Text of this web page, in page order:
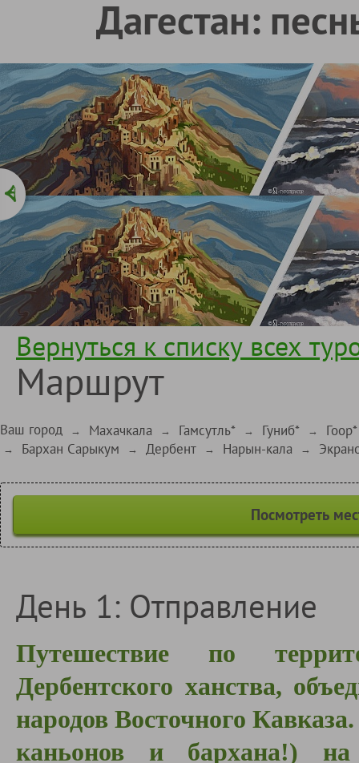
Дагестан:
Вернуться к списку всех
Маршрут
Ваш город → Махачкала → Гамсутль* → Гуниб* → Гоор*
→ Бархан Сарыкум → Дербент → Нарын-кала →
Посмотреть
День 1: Отправление
Путешествие по
Дербентского ханства,
народов Восточного
каньонов и бархана!) на